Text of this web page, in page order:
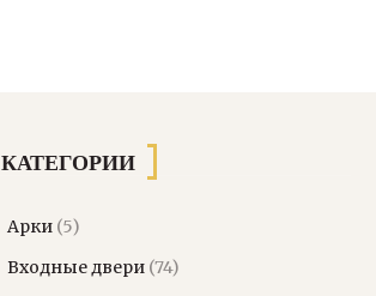
КАТЕГОРИИ
Арки (5)
Входные двери (74)